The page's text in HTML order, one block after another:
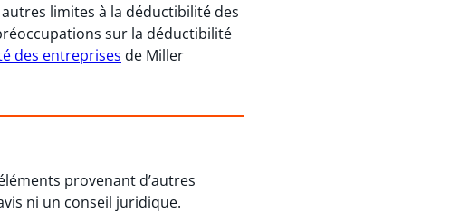
limites à la déductibilité des
sur la déductibilité
des entreprises de Miller
provenant d’autres
ni un conseil juridique.